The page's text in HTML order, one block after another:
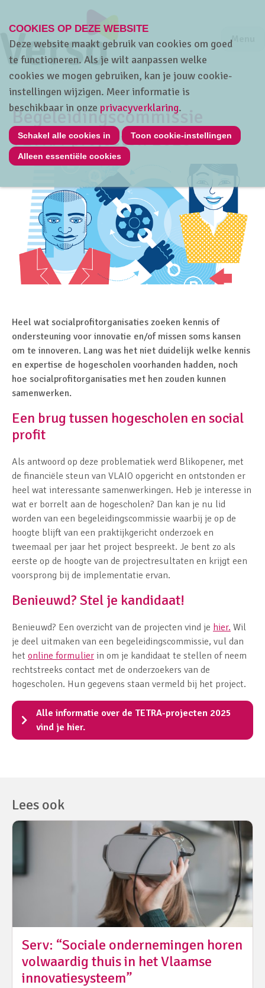
Jump
Menu
Home Thema's Sociaal overleg
Begeleidingscommissie
TETRA-projecten 2025
Heel wat socialprofitorganisaties zoeken kennis of
ondersteuning voor innovatie en/of missen soms kansen
om te innoveren. Lang was het niet duidelijk welke kennis
en expertise de hogescholen voorhanden hadden, noch
hoe socialprofitorganisaties met hen zouden kunnen
samenwerken.
Een brug tussen hogescholen en social
profit
Als antwoord op deze problematiek werd Blikopener, met
de financiële steun van VLAIO opgericht en ontstonden er
heel wat interessante samenwerkingen. Heb je interesse in
wat er borrelt aan de hogescholen? Dan kan je nu lid
worden van een begeleidingscommissie waarbij je op de
hoogte blijft van een praktijkgericht onderzoek en
tweemaal per jaar het project bespreekt. Je bent zo als
eerste op de hoogte van de projectresultaten en krijgt een
voorsprong bij de implementatie ervan.
Benieuwd? Stel je kandidaat!
Benieuwd? Een overzicht van de projecten vind je hier. Wil
je deel uitmaken van een begeleidingscommissie, vul dan
het online formulier in om je kandidaat te stellen of neem
rechtstreeks contact met de onderzoekers van de
hogescholen. Hun gegevens staan vermeld bij het project.
Alle informatie over de TETRA-projecten 2025
vind je hier.
Lees ook
Serv: “Sociale ondernemingen horen
volwaardig thuis in het Vlaamse
innovatiesysteem”
COOKIES OP DEZE WEBSITE
Deze website maakt gebruik van cookies om goed
te functioneren. Als je wilt aanpassen welke
cookies we mogen gebruiken, kan je jouw cookie-
instellingen wijzigen. Meer informatie is
beschikbaar in onze privacyverklaring.
Schakel alle cookies in Toon cookie-instellingen
Alleen essentiële cookies